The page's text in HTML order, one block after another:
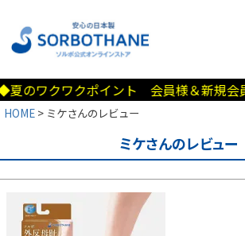
のワクワクポイント 会員様＆新規会員
HOME ミケさんのレビュー
ミケさんのレビュー